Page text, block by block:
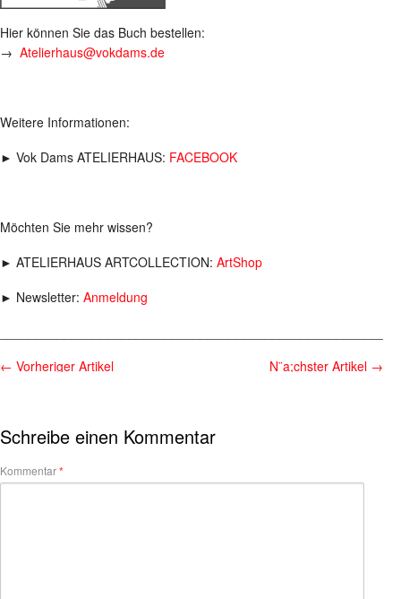
Hier können Sie das Buch bestellen:
→ Atelierhaus@vokdams.de
Weitere Informationen:
► Vok Dams ATELIERHAUS: FACEBOOK
Möchten Sie mehr wissen?
► ATELIERHAUS ARTCOLLECTION: ArtShop
► Newsletter: Anmeldung
← Vorheriger Artikel N¨a;chster Artikel →
Schreibe einen Kommentar
Kommentar*